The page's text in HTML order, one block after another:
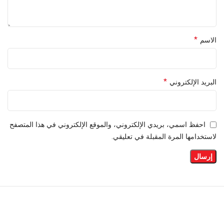
الاسم *
البريد الإلكتروني *
احفظ اسمي، بريدي الإلكتروني، والموقع الإلكتروني في هذا المتصفح
لاستخدامها المرة المقبلة في تعليقي.